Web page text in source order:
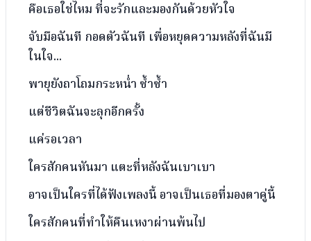
คือเธอใช่ไหม ที่จะรักและมองกันด้วยหัวใจ
จับมือฉันที กอดตัวฉันที เพื่อหยุดความหลังที่ฉันมี
ในใจ...
พายุยังถาโถมกระหน่ำ ซ้ำซ้ำ
แต่ชีวิตฉันจะลุกอีกครั้ง
แค่รอเวลา
ใครสักคนหันมา แตะที่หลังฉันเบาเบา
อาจเป็นใครที่ได้ฟังเพลงนี้ อาจเป็นเธอที่มองตาคู่นี้
ใครสักคนที่ทำให้คืนเหงาผ่านพ้นไป